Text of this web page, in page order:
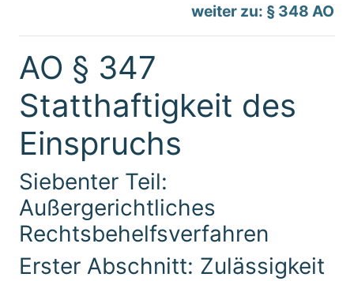
weiter zu: § 348 AO
AO § 347
Statthaftigkeit des
Einspruchs
Siebenter Teil:
Außergerichtliches
Rechtsbehelfsverfahren
Erster Abschnitt: Zulässigkeit